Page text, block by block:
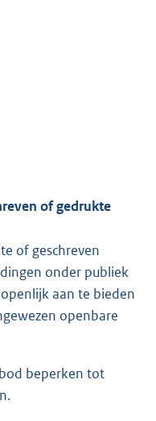
of gedrukte
of geschreven
onder publiek
aan te bieden
openbare
beperken tot